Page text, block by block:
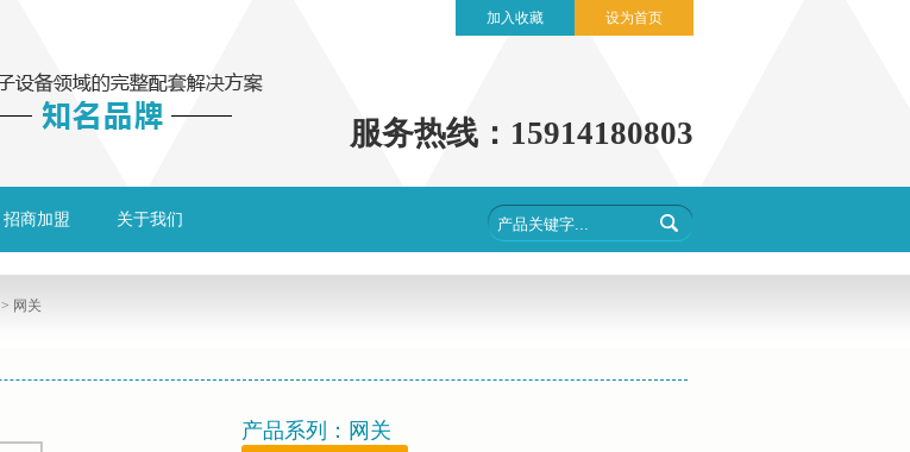
加入收藏 设为首页
服务热线：15914180803
招商加盟 关于我们
> 网关
产品系列：网关